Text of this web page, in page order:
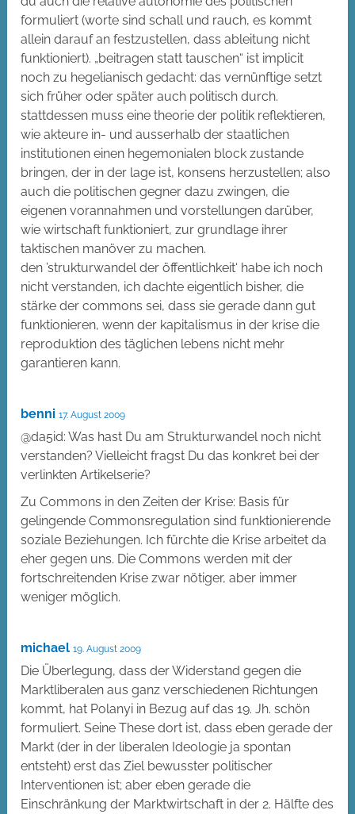
formuliert (worte sind schall und rauch, es kommt
allein darauf an festzustellen, dass ableitung nicht
funktioniert). „beitragen statt tauschen“ ist implicit
noch zu hegelianisch gedacht: das vernünftige setzt
sich früher oder später auch politisch durch.
stattdessen muss eine theorie der politik reflektieren,
wie akteure in- und ausserhalb der staatlichen
institutionen einen hegemonialen block zustande
bringen, der in der lage ist, konsens herzustellen; also
auch die politischen gegner dazu zwingen, die
eigenen vorannahmen und vorstellungen darüber,
wie wirtschaft funktioniert, zur grundlage ihrer
taktischen manöver zu machen.
den ’strukturwandel der öffentlichkeit‘ habe ich noch
nicht verstanden, ich dachte eigentlich bisher, die
stärke der commons sei, dass sie gerade dann gut
funktionieren, wenn der kapitalismus in der krise die
reproduktion des täglichen lebens nicht mehr
garantieren kann.
benni 17. August 2009
@da5id: Was hast Du am Strukturwandel noch nicht
verstanden? Vielleicht fragst Du das konkret bei der
verlinkten Artikelserie?
Zu Commons in den Zeiten der Krise: Basis für
gelingende Commonsregulation sind funktionierende
soziale Beziehungen. Ich fürchte die Krise arbeitet da
eher gegen uns. Die Commons werden mit der
fortschreitenden Krise zwar nötiger, aber immer
weniger möglich.
michael 19. August 2009
Die Überlegung, dass der Widerstand gegen die
Marktliberalen aus ganz verschiedenen Richtungen
kommt, hat Polanyi in Bezug auf das 19. Jh. schön
formuliert. Seine These dort ist, dass eben gerade der
Markt (der in der liberalen Ideologie ja spontan
entsteht) erst das Ziel bewusster politischer
Interventionen ist; aber eben gerade die
Einschränkung der Marktwirtschaft in der 2. Hälfte des